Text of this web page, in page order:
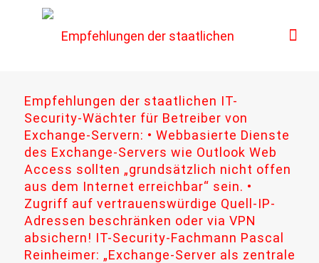
Empfehlungen der staatlichen IT-
Security-Wächter für Betreiber von
Exchange-Servern: • Webbasierte Dienste
des Exchange-Servers wie Outlook Web
Access sollten „grundsätzlich nicht offen
aus dem Internet erreichbar“ sein. •
Zugriff auf vertrauenswürdige Quell-IP-
Adressen beschränken oder via VPN
absichern! IT-Security-Fachmann Pascal
Reinheimer: „Exchange-Server als zentrale